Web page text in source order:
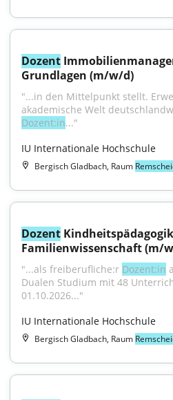
Dozent
Grundlagen (m/w/d)
"...in den Mittelpunkt stellt.
Dozent:in..."
IU Internationale Hochschule
Bergisch Gladbach, Raum
Dozent Kindheitspädagogik
Familienwissenschaft (m/
"...als freiberufliche:r Dozent:in
Dualen Studium mit 48
01.10.2026..."
IU Internationale Hochschule
Bergisch Gladbach, Raum